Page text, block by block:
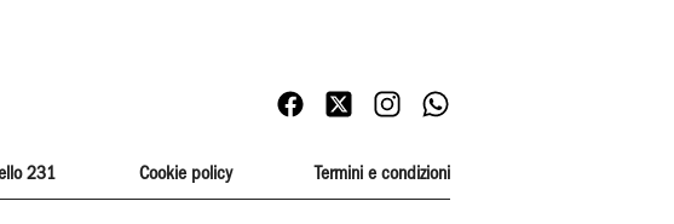
231 Cookie policy Termini e condizioni